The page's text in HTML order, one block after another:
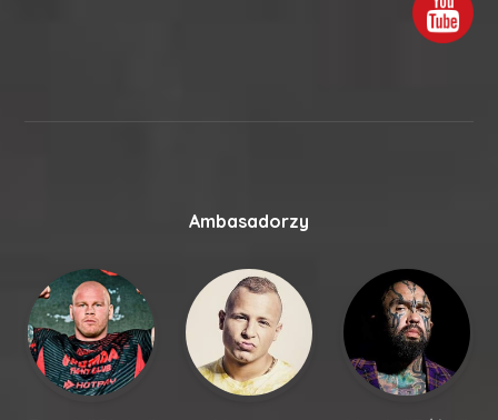
Ambasadorzy